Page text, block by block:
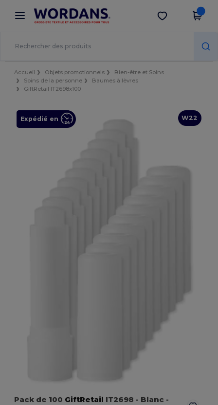
× Appli Wordans
Meilleurs prix sur l’app !
Obtenir l'appli
Accueil Objets promotionnels
Bien-être et Soins
Soins de la personne
Baumes à lèvres
GiftRetail IT2698x100
W22
Expédié en
Pack de 100 GiftRetail IT2698 - Blanc -